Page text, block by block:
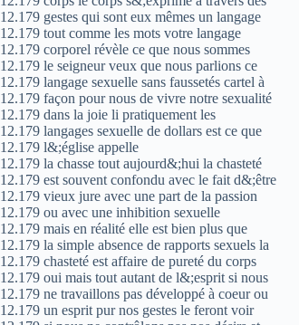
12.179 gestes qui sont eux mêmes un langage
12.179 tout comme les mots votre langage
12.179 corporel révèle ce que nous sommes
12.179 le seigneur veux que nous parlions ce
12.179 langage sexuelle sans faussetés cartel à
12.179 façon pour nous de vivre notre sexualité
12.179 dans la joie li pratiquement les
12.179 langages sexuelle de dollars est ce que
12.179 l&;église appelle
12.179 la chasse tout aujourd&;hui la chasteté
12.179 est souvent confondu avec le fait d&;être
12.179 vieux jure avec une part de la passion
12.179 ou avec une inhibition sexuelle
12.179 mais en réalité elle est bien plus que
12.179 la simple absence de rapports sexuels la
12.179 chasteté est affaire de pureté du corps
12.179 oui mais tout autant de l&;esprit si nous
12.179 ne travaillons pas développé à coeur ou
12.179 un esprit pur nos gestes le feront voir